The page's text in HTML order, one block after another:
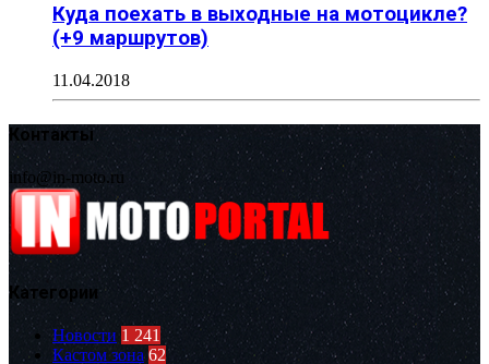
Куда поехать в выходные на мотоцикле?
(+9 маршрутов)
11.04.2018
Контакты
info@in-moto.ru
Категории
Новости 1 241
Кастом зона 62